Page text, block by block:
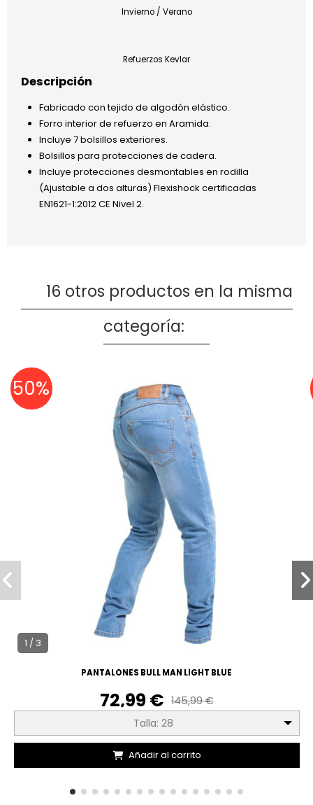
Invierno / Verano
Refuerzos Kevlar
Descripción
Fabricado con tejido de algodón elástico.
Forro interior de refuerzo en Aramida.
Incluye 7 bolsillos exteriores.
Bolsillos para protecciones de cadera.
Incluye protecciones desmontables en rodilla
(Ajustable a dos alturas) Flexishock certificadas
EN1621-1:2012 CE Nivel 2.
16 otros productos en la misma
categoría:
1 / 3
PANTALONES BULL MAN LIGHT BLUE
145,99 €
72,99 €
Talla: 28
Añadir al carrito
50%